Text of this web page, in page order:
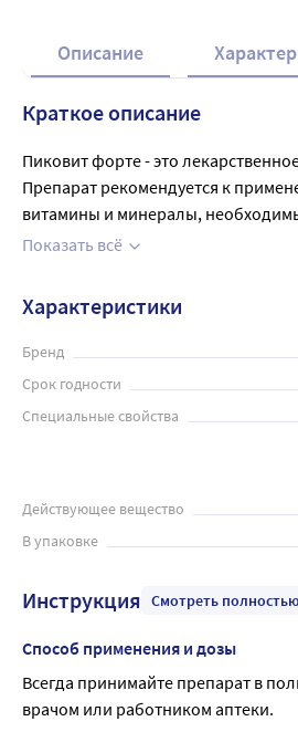
Описание
Краткое описание
Пиковит форте - это
Препарат рекомендуется к
витамины и минералы,
улучшить состояние кожи и
Показать всё
Характеристики
Бренд
Срок годности
Специальные свойства
Действующее вещество
В упаковке
Инструкция Смотреть полностью
Способ применения и дозы
Всегда принимайте препарат в
врачом или работником аптеки.